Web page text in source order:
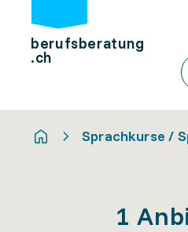
berufsberatung
.ch
Sprachkurse /
1